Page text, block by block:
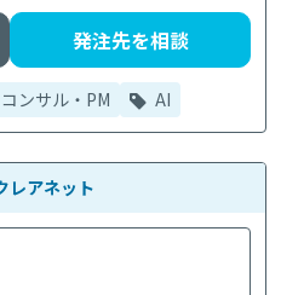
発注先を相談
コンサル・PM AI
レアネット